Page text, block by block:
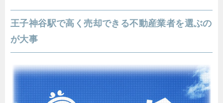
王子神谷駅で高く売却できる不動産業者を選ぶの
が大事